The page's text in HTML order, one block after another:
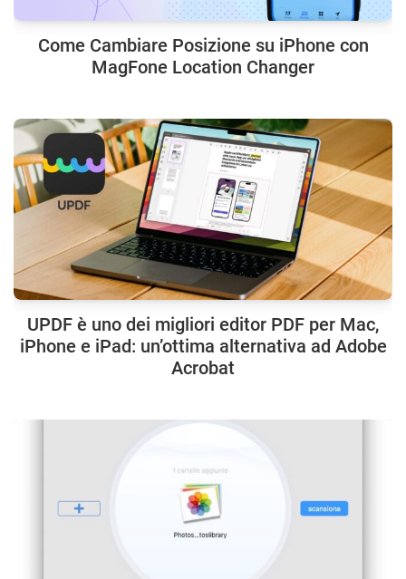
Come Cambiare Posizione su iPhone con
MagFone Location Changer
UPDF è uno dei migliori editor PDF per Mac,
iPhone e iPad: un’ottima alternativa ad Adobe
Acrobat